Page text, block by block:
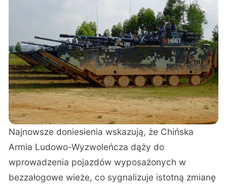
Najnowsze doniesieniawskazują, że Chińska
Armia Ludowo-Wyzwoleńcza dąży do
wprowadzenia pojazdów wyposażonych w
bezzałogowe wieże, co sygnalizuje istotną zmianę